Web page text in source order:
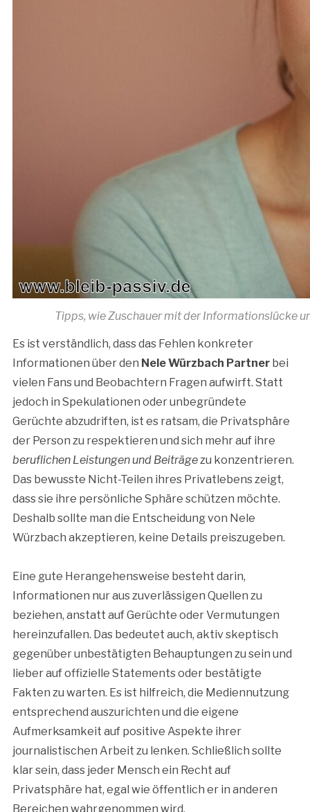
Tipps, wie Zuschauer mit der Informationslücke
Es ist verständlich, dass das Fehlen konkreter
Informationen über den Nele Würzbach Partnerbei
vielen Fans und Beobachtern Fragen aufwirft. Statt
jedoch in Spekulationen oder unbegründete
Gerüchte abzudriften, ist es ratsam, die Privatsphäre
der Person zu respektieren und sich mehr auf ihre
beruflichen Leistungen und Beiträgezu konzentrieren.
Das bewusste Nicht-Teilen ihres Privatlebens zeigt,
dass sie ihre persönliche Sphäre schützen möchte.
Deshalb sollte man die Entscheidung von Nele
Würzbach akzeptieren, keine Details preiszugeben.
Eine gute Herangehensweise besteht darin,
Informationen nur aus zuverlässigen Quellen zu
beziehen, anstatt auf Gerüchte oder Vermutungen
hereinzufallen. Das bedeutet auch, aktiv skeptisch
gegenüber unbestätigten Behauptungen zu sein und
lieber auf offizielle Statements oder bestätigte
Fakten zu warten. Es ist hilfreich, die Mediennutzung
entsprechend auszurichten und die eigene
Aufmerksamkeit auf positive Aspekte ihrer
journalistischen Arbeit zu lenken. Schließlich sollte
klar sein, dass jeder Mensch ein Recht auf
Privatsphäre hat, egal wie öffentlich er in anderen
Bereichen wahrgenommen wird.